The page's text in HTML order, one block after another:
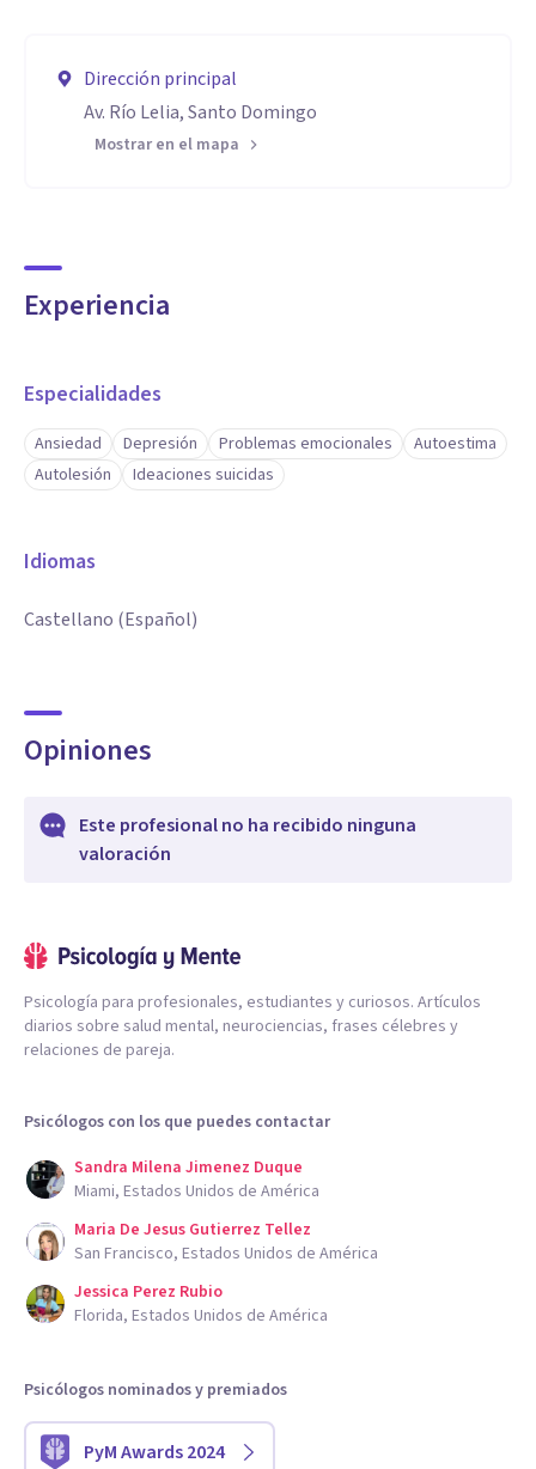
Dirección principal
Av. Río Lelia, Santo Domingo
Mostrar en el mapa
Experiencia
Especialidades
Ansiedad Depresión Problemas emocionales
Autoestima
Autolesión
Ideaciones suicidas
Idiomas
Castellano (Español)
Opiniones
Este profesional no ha recibido ninguna
valoración
Psicología para profesionales, estudiantes y curiosos. Artículos
diarios sobre salud mental, neurociencias, frases célebres y
relaciones de pareja.
Psicólogos con los que puedes contactar
Sandra Milena Jimenez Duque
Miami, Estados Unidos de América
Maria De Jesus Gutierrez Tellez
San Francisco, Estados Unidos de América
Jessica Perez Rubio
Florida, Estados Unidos de América
Psicólogos nominados y premiados
PyM Awards 2024